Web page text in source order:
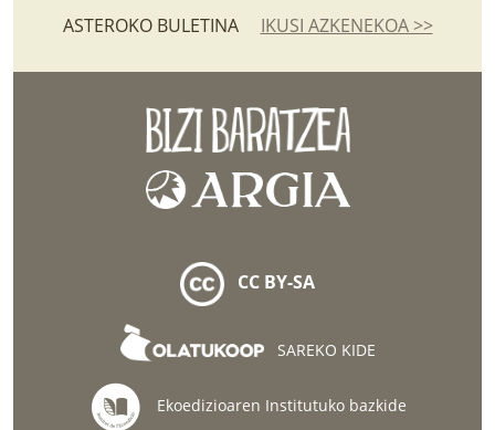
ASTEROKO BULETINA IKUSI AZKENEKOA >>
CC BY-SA
SAREKO KIDE
Ekoedizioaren Institutuko bazkide